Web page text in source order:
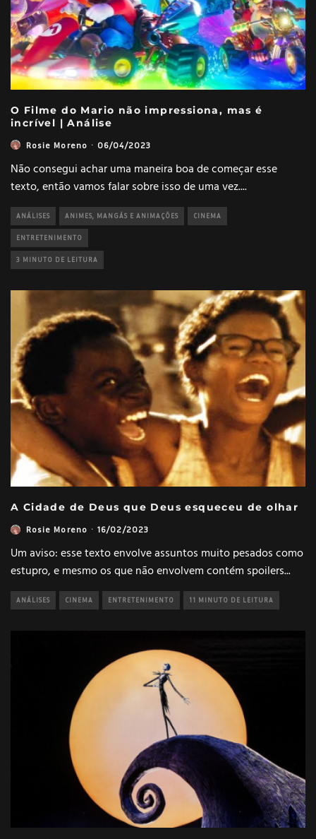
O Filme do Mario não impressiona, mas é
incrível | Análise
Rosie Moreno · 06/04/2023
Não consegui achar uma maneira boa de começar esse
texto, então vamos falar sobre isso de uma vez....
ANÁLISES ANIMES, MANGÁS E ANIMAÇÕES CINEMA
ENTRETENIMENTO
3 MINUTO DE LEITURA
A Cidade de Deus que Deus esqueceu de olhar
Rosie Moreno · 16/02/2023
Um aviso: esse texto envolve assuntos muito pesados como
estupro, e mesmo os que não envolvem contém spoilers...
ANÁLISES CINEMA ENTRETENIMENTO 11 MINUTO DE LEITURA